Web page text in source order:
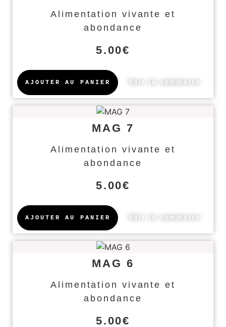
Alimentation vivante et
abondance
5.00€
AJOUTER AU PANIER Voir le sommaire
MAG 7
Alimentation vivante et
abondance
5.00€
AJOUTER AU PANIER Voir le sommaire
MAG 6
Alimentation vivante et
abondance
5.00€